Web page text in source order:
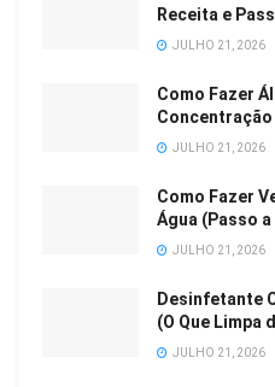
Receita e
JULHO 21, 2026
Como Fazer
Concentração
JULHO 21, 2026
Como Fazer
Água (Passo
JULHO 21, 2026
Desinfetante
(O Que Limpa
JULHO 21, 2026